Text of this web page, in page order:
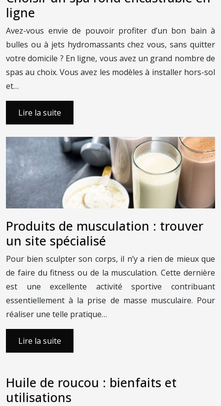
ligne
Avez-vous envie de pouvoir profiter d’un bon bain à
bulles ou à jets hydromassants chez vous, sans quitter
votre domicile ? En ligne, vous avez un grand nombre de
spas au choix. Vous avez les modèles à installer hors-sol
et…
Lire la suite
Produits de musculation : trouver
un site spécialisé
Pour bien sculpter son corps, il n’y a rien de mieux que
de faire du fitness ou de la musculation. Cette dernière
est une excellente activité sportive contribuant
essentiellement à la prise de masse musculaire. Pour
réaliser une telle pratique…
Lire la suite
Huile de roucou : bienfaits et
utilisations